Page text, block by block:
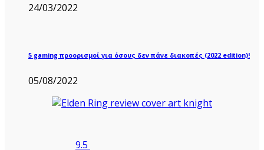
24/03/2022
5 gaming προορισμοί για όσους δεν πάνε διακοπές (2022 edition)!
05/08/2022
9.5